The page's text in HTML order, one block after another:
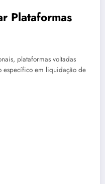
Plataformas
plataformas voltadas
específico em liquidação de